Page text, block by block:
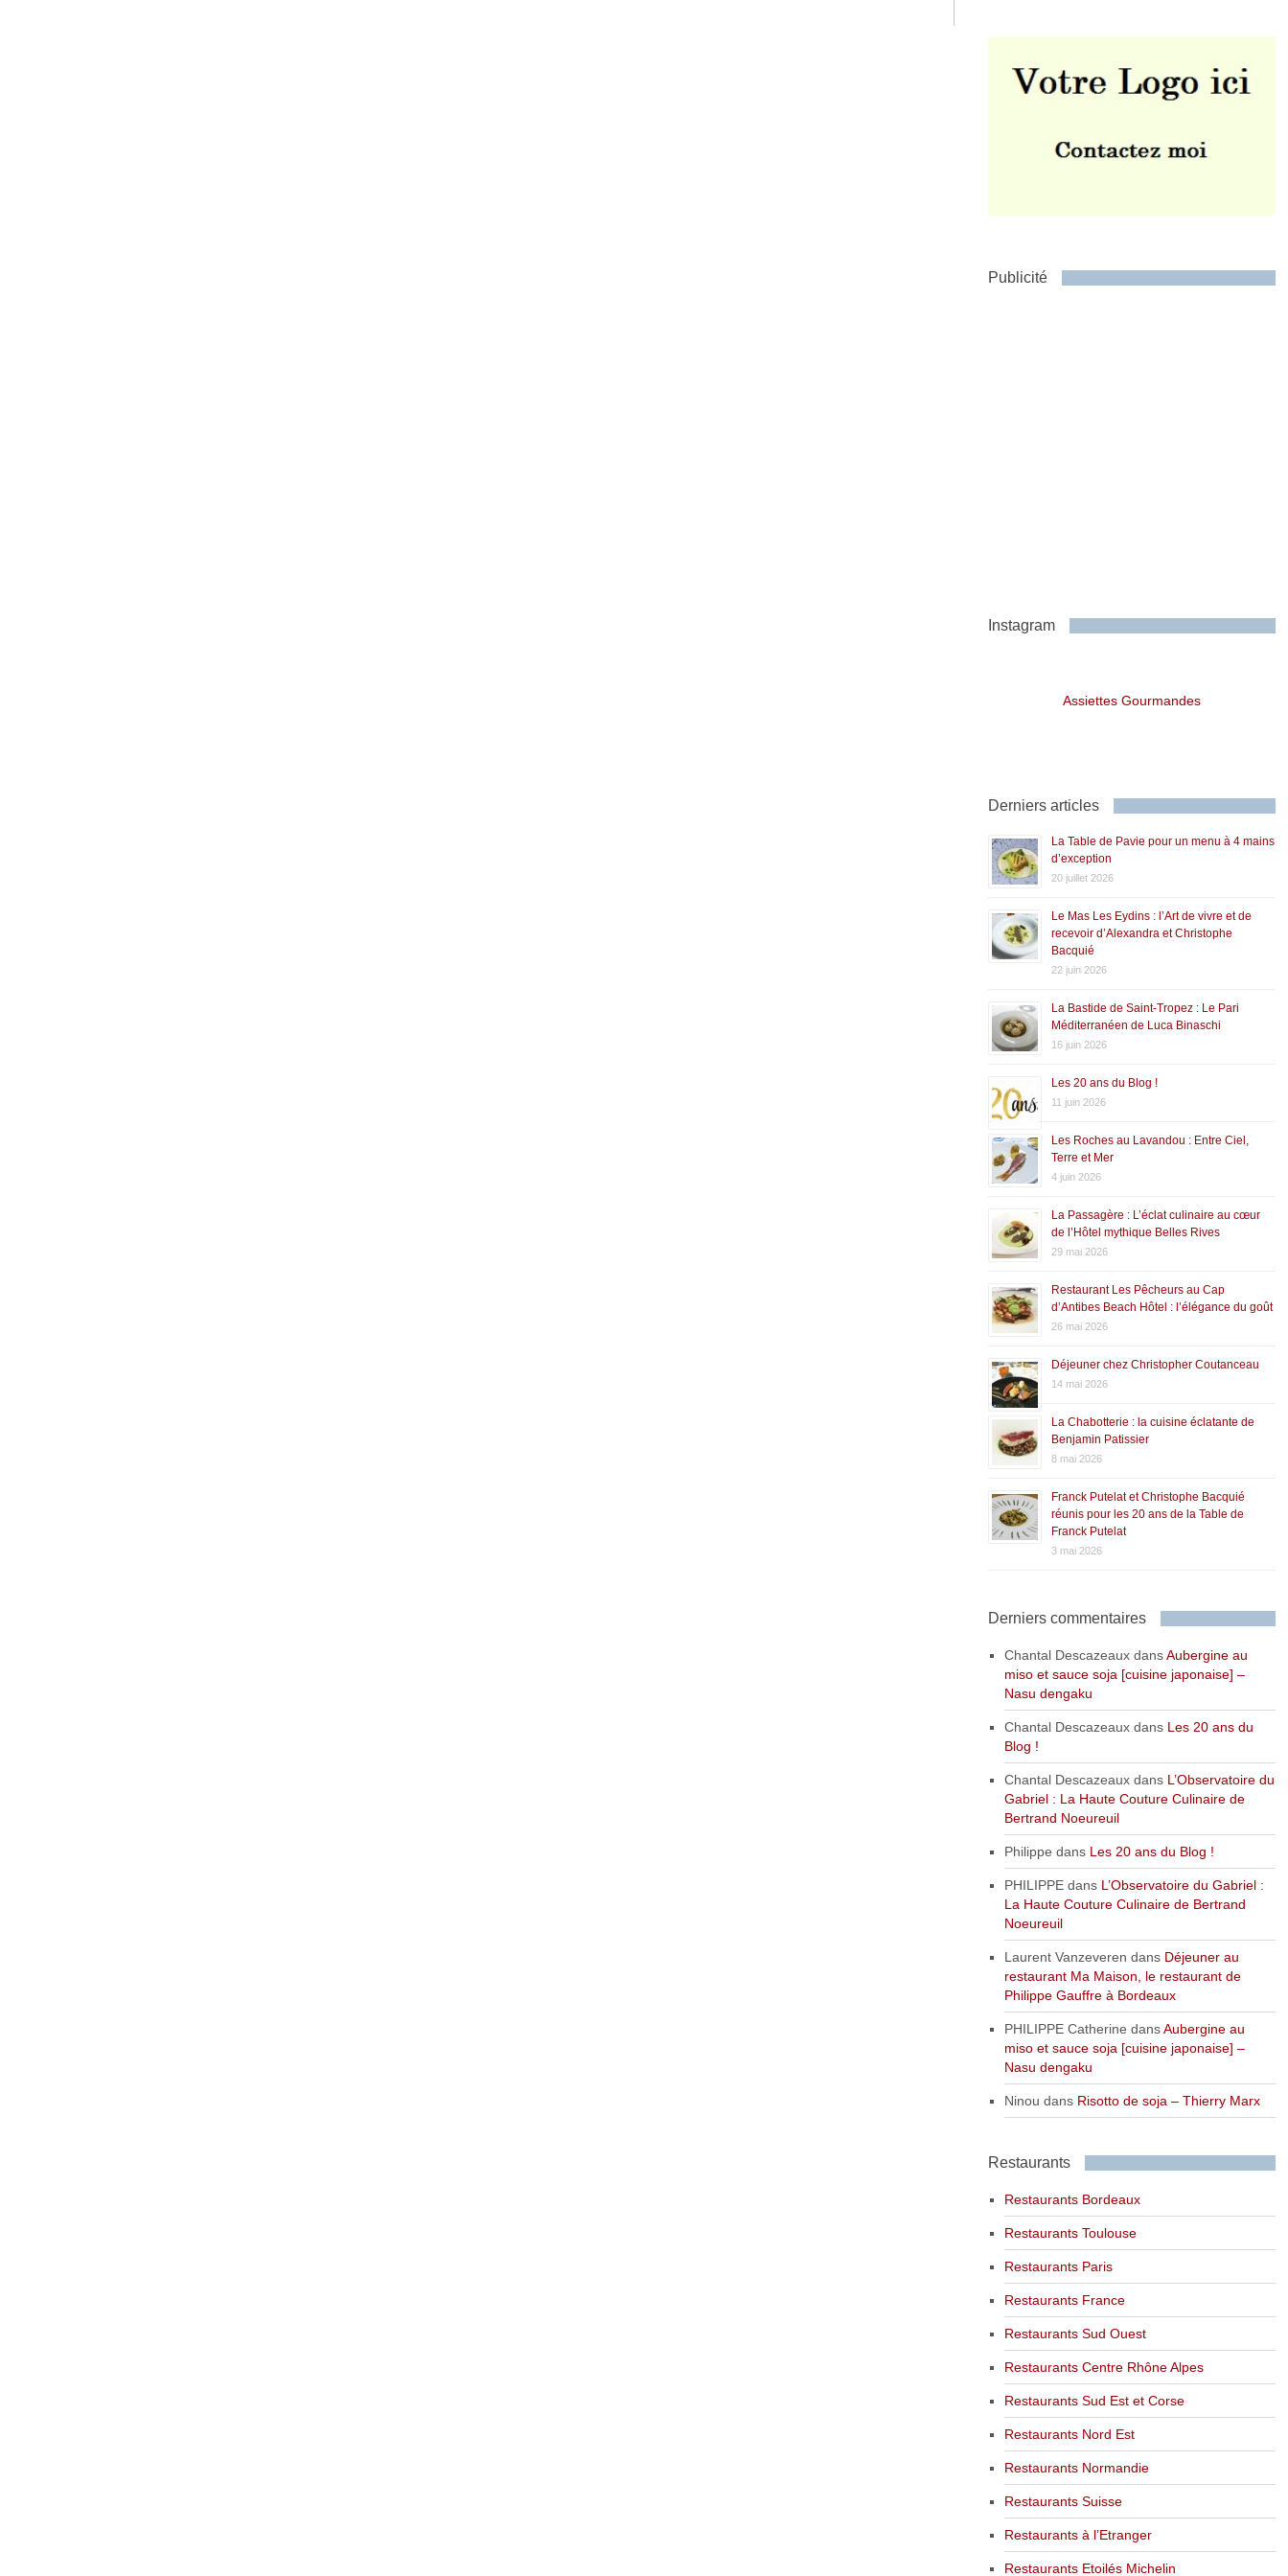
Publicité
Instagram
Assiettes Gourmandes
Derniers articles
La Table de Pavie pour un menu à 4 mains
d’exception
20 juillet 2026
Le Mas Les Eydins : l’Art de vivre et de
recevoir d’Alexandra et Christophe
Bacquié
22 juin 2026
La Bastide de Saint-Tropez : Le Pari
Méditerranéen de Luca Binaschi
16 juin 2026
Les 20 ans du Blog !
11 juin 2026
Les Roches au Lavandou : Entre Ciel,
Terre et Mer
4 juin 2026
La Passagère : L’éclat culinaire au cœur
de l’Hôtel mythique Belles Rives
29 mai 2026
Restaurant Les Pêcheurs au Cap
d’Antibes Beach Hôtel : l’élégance du goût
26 mai 2026
Déjeuner chez Christopher Coutanceau
14 mai 2026
La Chabotterie : la cuisine éclatante de
Benjamin Patissier
8 mai 2026
Franck Putelat et Christophe Bacquié
réunis pour les 20 ans de la Table de
Franck Putelat
3 mai 2026
Derniers commentaires
Chantal DescazeauxdansAubergine au
miso et sauce soja [cuisine japonaise] –
Nasu dengaku
Chantal Descazeauxdans Les 20 ans du
Blog !
Chantal Descazeauxdans L’Observatoire du
Gabriel : La Haute Couture Culinaire de
Bertrand Noeureuil
Philippe dans Les 20 ans du Blog !
PHILIPPEdans L’Observatoire du Gabriel :
La Haute Couture Culinaire de Bertrand
Noeureuil
Laurent Vanzeveren dans Déjeuner au
restaurant Ma Maison, le restaurant de
Philippe Gauffre à Bordeaux
PHILIPPE Catherine dansAubergine au
miso et sauce soja [cuisine japonaise] –
Nasu dengaku
Ninou dans Risotto de soja – Thierry Marx
Restaurants
Restaurants Bordeaux
Restaurants Toulouse
Restaurants Paris
Restaurants France
Restaurants Sud Ouest
Restaurants Centre Rhône Alpes
Restaurants Sud Est et Corse
Restaurants Nord Est
Restaurants Normandie
Restaurants Suisse
Restaurants à l’Etranger
Restaurants Etoilés Michelin